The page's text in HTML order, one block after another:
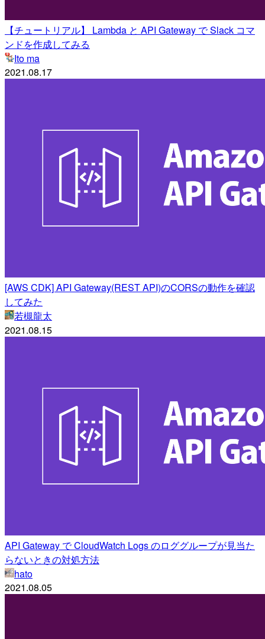
【チュートリアル】 Lambda と API Gateway で Slack コマ
ンドを作成してみる
Ito ma
2021.08.17
[AWS CDK] API Gateway(REST API)のCORSの動作を確認
してみた
若槻龍太
2021.08.15
API Gateway で CloudWatch Logs のロググループが見当た
らないときの対処方法
hato
2021.08.05